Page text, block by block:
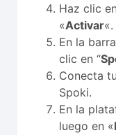
Haz clic
«Activar«.
En la
clic en “
Conecta
Spoki.
En la
luego en «